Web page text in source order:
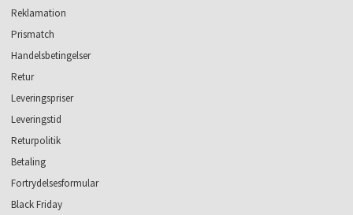
Reklamation
Prismatch
Handelsbetingelser
Retur
Leveringspriser
Leveringstid
Returpolitik
Betaling
Fortrydelsesformular
Black Friday